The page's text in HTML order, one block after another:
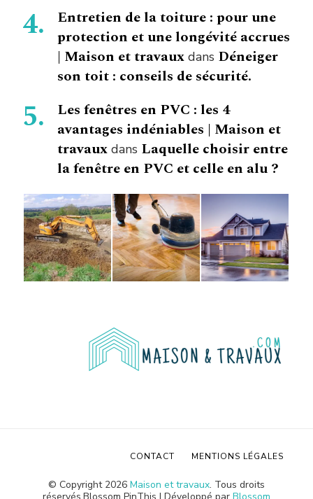
Entretien de la toiture : pour une
protection et une longévité accrues
| Maison et travaux dans Déneiger
son toit : conseils de sécurité.
Les fenêtres en PVC : les 4
avantages indéniables | Maison et
travaux dans Laquelle choisir entre
la fenêtre en PVC et celle en alu ?
© Copyright 2026 Maison et travaux. Tous droits
CONTACT MENTIONS LÉGALES